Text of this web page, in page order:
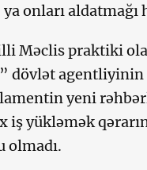
onları aldatmağı
Məclis praktiki
dövlət agentliyinin
yeni
iş yükləmək
olmadı.